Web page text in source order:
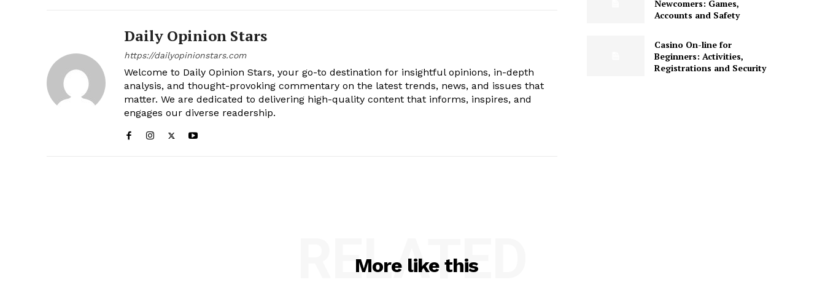
Daily Opinion Stars
https://dailyopinionstars.com
Welcome to Daily Opinion Stars, your go-to destination for insightful opinions, in-depth
analysis, and thought-provoking commentary on the latest trends, news, and issues that
matter. We are dedicated to delivering high-quality content that informs, inspires, and
engages our diverse readership.
Newcomers: Games,
Accounts and Safety
Casino On-line for
Beginners: Activities,
Registrations and Security
More like this
RELATED